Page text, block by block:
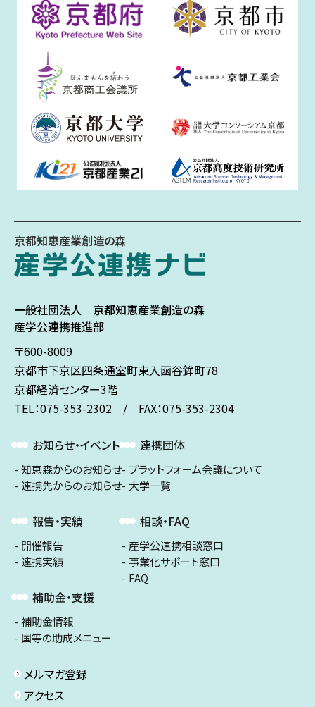
京都知恵産業創造の森
一般社団法人 京都知恵産業創造の森
産学公連携推進部
〒600-8009
京都市下京区四条通室町東入函谷鉾町78
京都経済センター3階
TEL：075-353-2302 / FAX：075-353-2304
お知らせ・イベント
知恵森からのお知らせ
連携先からのお知らせ
報告・実績
開催報告
連携実績
補助金・支援
補助金情報
国等の助成メニュー
連携団体
プラットフォーム会議について
大学一覧
相談・FAQ
産学公連携相談窓口
事業化サポート窓口
FAQ
メルマガ登録
アクセス